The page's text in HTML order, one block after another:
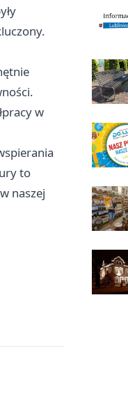
w
to
naszej